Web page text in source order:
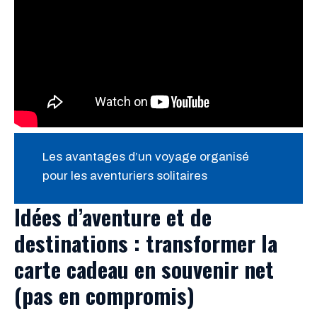
Les avantages d’un voyage organisé
pour les aventuriers solitaires
Idées d’aventure et de
destinations : transformer la
carte cadeau en souvenir net
(pas en compromis)